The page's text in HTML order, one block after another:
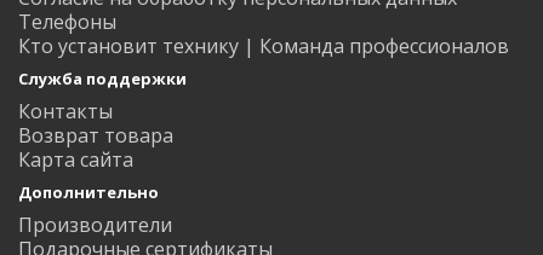
Телефоны
Кто установит технику | Команда профессионалов
Служба поддержки
Контакты
Возврат товара
Карта сайта
Дополнительно
Производители
Подарочные сертификаты